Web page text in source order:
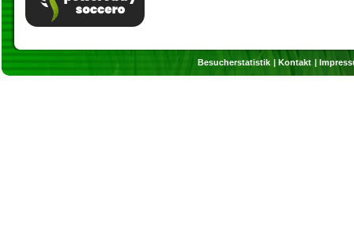
Besucherstatistik Kontakt